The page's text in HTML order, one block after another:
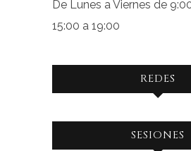
De Lunes a Viernes de
15:00 a 19:00
REDES
Ver
Ver
SESIONES